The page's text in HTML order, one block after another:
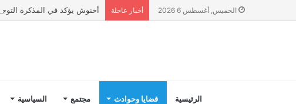
الخميس, أغسطس 6 2026 أخبار عاجلة أخنوش يؤكد في المذكرة التوجيهية حول ميزانية 2027 أن ثوابت العدالة
الرئيسية قضايا وحوادث مجتمع السياسية